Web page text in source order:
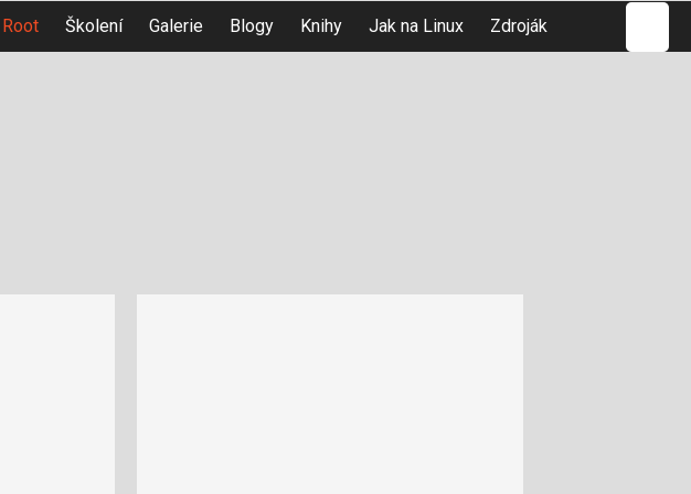
Školení Galerie Blogy Knihy Jak na Linux Zdroják